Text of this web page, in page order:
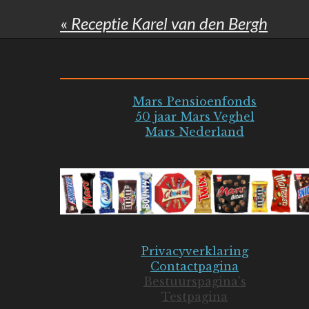
« Receptie Karel van den Bergh
Mars Pensioenfonds
50 jaar Mars Veghel
Mars Nederland
Privacyverklaring
Contactpagina
Bestuurspagina's
Testpagina